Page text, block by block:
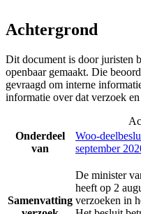
Achtergrond
Dit document is door juristen
openbaar gemaakt. Die
gevraagd om interne
informatie over dat verzoek
Onderdeel
van
Woo-
september
Samenvatting
De minister
heeft op 2
verzoeken in